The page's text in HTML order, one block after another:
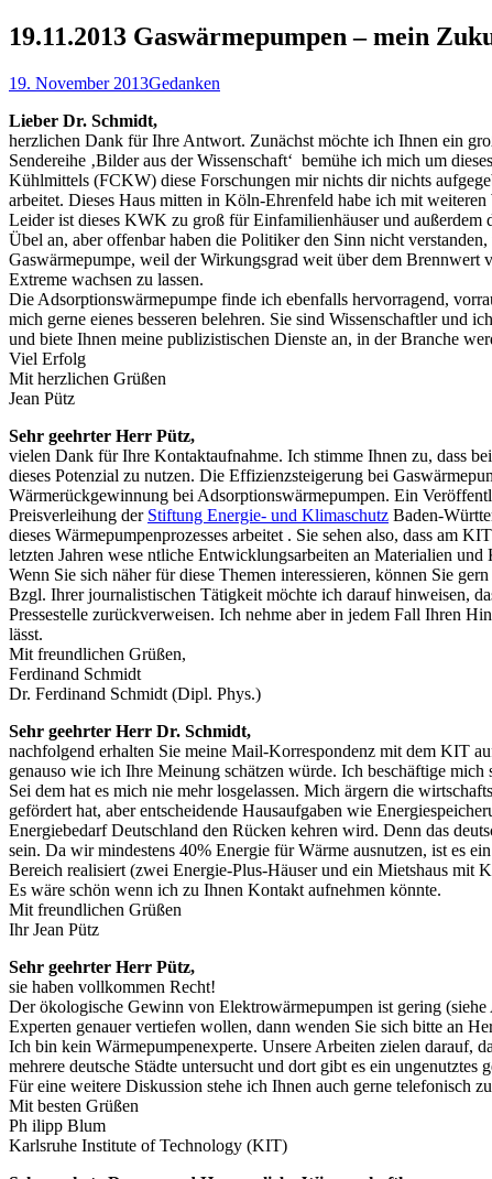
19.11.2013 Gaswärmepumpen – mein
19. November 2013Gedanken
Lieber Dr. Schmidt,
herzlichen Dank für Ihre Antwort. Zunächst möchte ich Ihnen ein
Sendereihe ‚Bilder aus der Wissenschaft‘ bemühe ich mich um
Kühlmittels (FCKW) diese Forschungen mir nichts dir nichts
arbeitet. Dieses Haus mitten in Köln-Ehrenfeld habe ich mit
Leider ist dieses KWK zu groß für Einfamilienhäuser und außerdem
Übel an, aber offenbar haben die Politiker den Sinn nicht
Gaswärmepumpe, weil der Wirkungsgrad weit über dem Brennwert
Extreme wachsen zu lassen.
Die Adsorptionswärmepumpe finde ich ebenfalls hervorragend,
mich gerne eienes besseren belehren. Sie sind Wissenschaftler und
und biete Ihnen meine publizistischen Dienste an, in der Branche
Viel Erfolg
Mit herzlichen Grüßen
Jean Pütz
Sehr geehrter Herr Pütz,
vielen Dank für Ihre Kontaktaufnahme. Ich stimme Ihnen zu, dass
dieses Potenzial zu nutzen. Die Effizienzsteigerung bei
Wärmerückgewinnung bei Adsorptionswärmepumpen. Ein
Preisverleihung der Stiftung Energie- und Klimaschutz Baden-
dieses Wärmepumpenprozesses arbeitet . Sie sehen also, dass am
letzten Jahren wese ntliche Entwicklungsarbeiten an Materialien
Wenn Sie sich näher für diese Themen interessieren, können Sie
Bzgl. Ihrer journalistischen Tätigkeit möchte ich darauf hinweisen,
Pressestelle zurückverweisen. Ich nehme aber in jedem Fall Ihren
lässt.
Mit freundlichen Grüßen,
Ferdinand Schmidt
Dr. Ferdinand Schmidt (Dipl. Phys.)
Sehr geehrter Herr Dr. Schmidt,
nachfolgend erhalten Sie meine Mail-Korrespondenz mit dem KIT
genauso wie ich Ihre Meinung schätzen würde. Ich beschäftige
Sei dem hat es mich nie mehr losgelassen. Mich ärgern die
gefördert hat, aber entscheidende Hausaufgaben wie
Energiebedarf Deutschland den Rücken kehren wird. Denn das
sein. Da wir mindestens 40% Energie für Wärme ausnutzen, ist es
Bereich realisiert (zwei Energie-Plus-Häuser und ein Mietshaus mit
Es wäre schön wenn ich zu Ihnen Kontakt aufnehmen könnte.
Mit freundlichen Grüßen
Ihr Jean Pütz
Sehr geehrter Herr Pütz,
sie haben vollkommen Recht!
Der ökologische Gewinn von Elektrowärmepumpen ist gering
Experten genauer vertiefen wollen, dann wenden Sie sich bitte an
Ich bin kein Wärmepumpenexperte. Unsere Arbeiten zielen darauf,
mehrere deutsche Städte untersucht und dort gibt es ein ungenutztes
Für eine weitere Diskussion stehe ich Ihnen auch gerne telefonisch
Mit besten Grüßen
Ph ilipp Blum
Karlsruhe Institute of Technology (KIT)